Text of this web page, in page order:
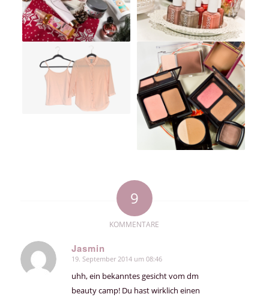
9
KOMMENTARE
Jasmin
sagte:
19. September 2014 um 08:46
uhh, ein bekanntes gesicht vom dm
beauty camp! Du hast wirklich einen